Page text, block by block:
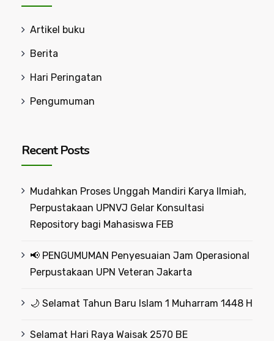
Artikel buku
Berita
Hari Peringatan
Pengumuman
Recent Posts
Mudahkan Proses Unggah Mandiri Karya Ilmiah,
Perpustakaan UPNVJ Gelar Konsultasi
Repository bagi Mahasiswa FEB
📢 PENGUMUMAN Penyesuaian Jam Operasional
Perpustakaan UPN Veteran Jakarta
🌙 Selamat Tahun Baru Islam 1 Muharram 1448 H
Selamat Hari Raya Waisak 2570 BE